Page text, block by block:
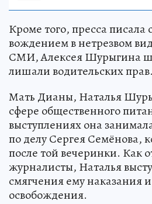
Кроме того, пресса писала
вождением в нетрезвом
СМИ, Алексея Шурыгина
лишали водительских прав.
Мать Дианы, Наталья
сфере общественного
выступлениях она
по делу Сергея Семёнова,
после той вечеринки. Как
журналисты, Наталья
смягчения ему наказания
освобождения.